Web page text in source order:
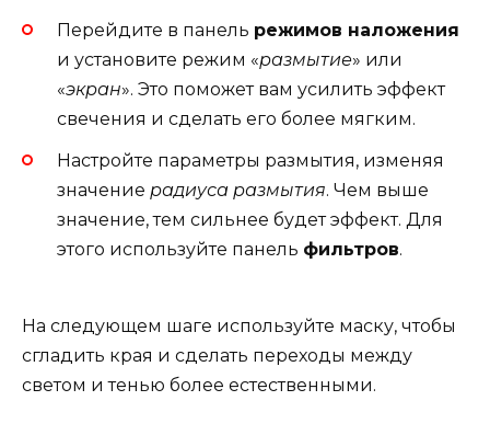
Перейдите в панель режимов наложения
и установите режим «размытие» или
«экран». Это поможет вам усилить эффект
свечения и сделать его более мягким.
Настройте параметры размытия, изменяя
значение радиуса размытия. Чем выше
значение, тем сильнее будет эффект. Для
этого используйте панель фильтров.
На следующем шаге используйте маску, чтобы
сгладить края и сделать переходы между
светом и тенью более естественными.